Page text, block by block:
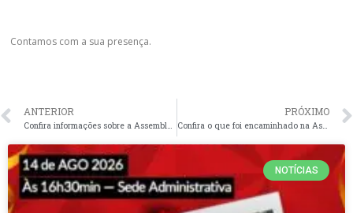
Contamos com a sua presença.
ANTERIOR PRÓXIMO
Confira o que foi encaminhado na Assembleia Geral Permanente de Mobilização da Greve na UFPI, nesta quinta-feira,13 de junho de 2024
NOTÍCIAS